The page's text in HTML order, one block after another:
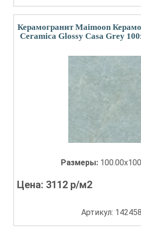
Керамогранит Maimoon
Ceramica Glossy Casa Grey
Размеры:
Цена: 3112 р/м2
Артикул: 142458